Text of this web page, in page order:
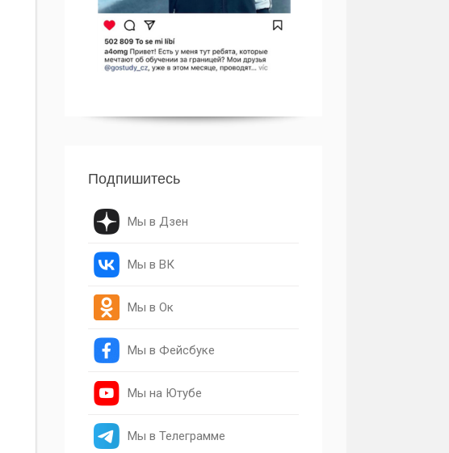
Подпишитесь
Мы в Дзен
Мы в ВК
Мы в Ок
Мы в Фейсбуке
Мы на Ютубе
Мы в Телеграмме